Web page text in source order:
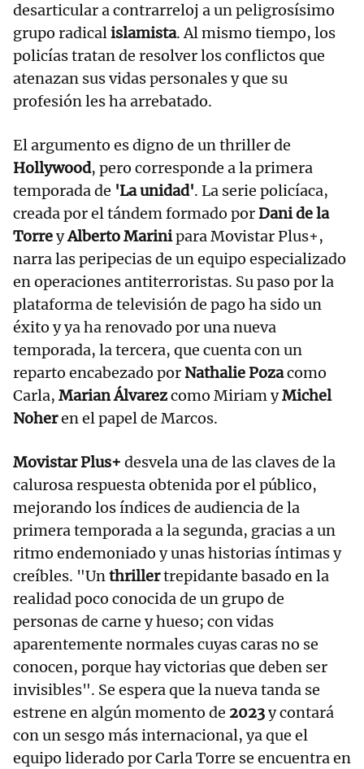
desarticular a contrarreloj a un peligrosísimo
grupo radicalislamista. Al mismo tiempo, los
policías tratan de resolver los conflictos que
atenazan sus vidas personales y que su
profesión les ha arrebatado.
El argumento es digno de un thriller de
Hollywood, pero corresponde a la primera
temporada de 'La unidad'. La serie policíaca,
creada por el tándem formado porDani de la
TorreyAlberto Marinipara Movistar Plus+,
narra las peripecias de un equipo especializado
en operaciones antiterroristas. Su paso por la
plataforma de televisión de pago ha sido un
éxito y ya ha renovado por una nueva
temporada, la tercera, que cuenta con un
reparto encabezado por Nathalie Pozacomo
Carla, Marian Álvarezcomo Miriam yMichel
Noheren el papel de Marcos.
Movistar Plus+ desvela una de las claves de la
calurosa respuesta obtenida por el público,
mejorando los índices de audiencia de la
primera temporada a la segunda, gracias a un
ritmo endemoniado y unas historias íntimas y
creíbles. "Unthrillertrepidante basado en la
realidad poco conocida de un grupo de
personas de carne y hueso; con vidas
aparentemente normales cuyas caras no se
conocen, porque hay victorias que deben ser
invisibles". Se espera que la nueva tanda se
estrene en algún momento de 2023y contará
con un sesgo más internacional, ya que el
equipo liderado por Carla Torre se encuentra en